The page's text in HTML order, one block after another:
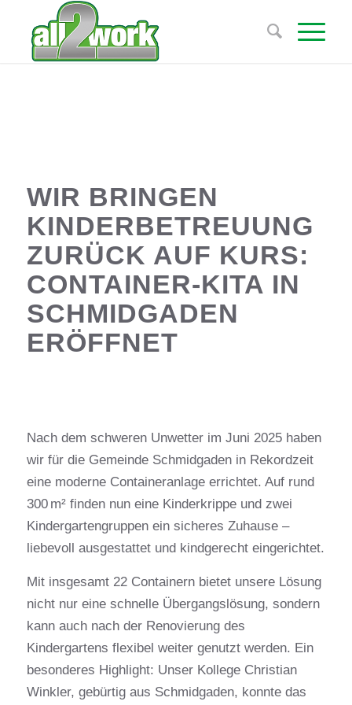
WIR BRINGEN
KINDERBETREUUNG
ZURÜCK AUF KURS:
CONTAINER-KITA IN
SCHMIDGADEN
ERÖFFNET
Nach dem schweren Unwetter im Juni 2025 haben
wir für die Gemeinde Schmidgaden in Rekordzeit
eine moderne Containeranlage errichtet. Auf rund
300 m² finden nun eine Kinderkrippe und zwei
Kindergartengruppen ein sicheres Zuhause –
liebevoll ausgestattet und kindgerecht eingerichtet.
Mit insgesamt 22 Containern bietet unsere Lösung
nicht nur eine schnelle Übergangslösung, sondern
kann auch nach der Renovierung des
Kindergartens flexibel weiter genutzt werden. Ein
besonderes Highlight: Unser Kollege Christian
Winkler, gebürtig aus Schmidgaden, konnte das